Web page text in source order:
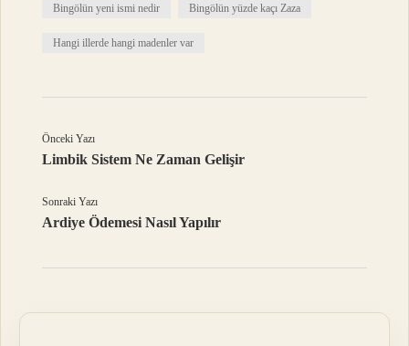
Bingölün yeni ismi nedir Bingölün yüzde kaçı Zaza
Hangi illerde hangi madenler var
Önceki Yazı
Limbik Sistem Ne Zaman Gelişir
Sonraki Yazı
Ardiye Ödemesi Nasıl Yapılır